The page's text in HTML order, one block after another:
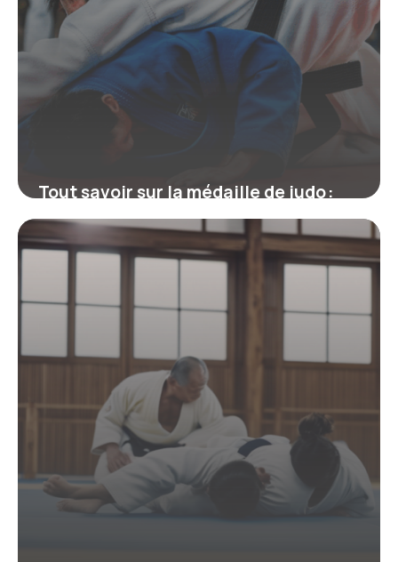
Tout savoir sur la médaille de judo :
Symbolique, obtention et impacts sur
le palmarès